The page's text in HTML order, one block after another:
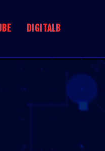
DIGITALB